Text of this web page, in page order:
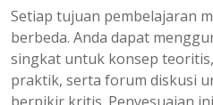
Setiap tujuan pembelajaran
berbeda. Anda dapat
singkat untuk konsep
praktik, serta forum diskusi